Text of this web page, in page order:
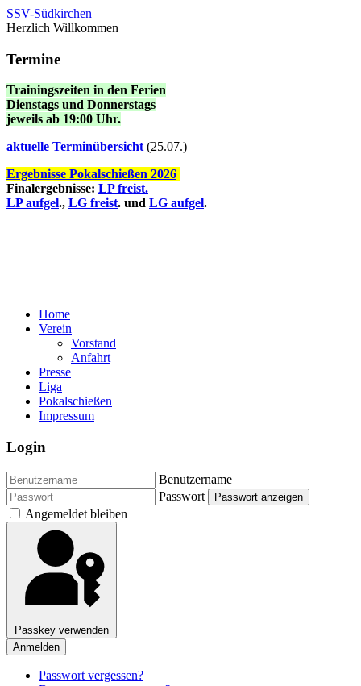
SSV-Südkirchen
Herzlich Willkommen
Termine
Trainingszeiten in den Ferien
Dienstags und Donnerstags
jeweils ab 19:00 Uhr.
aktuelle Terminübersicht(25.07.)
Ergebnisse Pokalschießen 2026
Finalergebnisse: LP freist.
LP aufgel., LG freist. und LG aufgel.
Home
Verein
Vorstand
Anfahrt
Presse
Liga
Pokalschießen
Impressum
Login
Benutzername
Passwort
Passwort anzeigen
Angemeldet bleiben
Passkey verwenden
Anmelden
Passwort vergessen?